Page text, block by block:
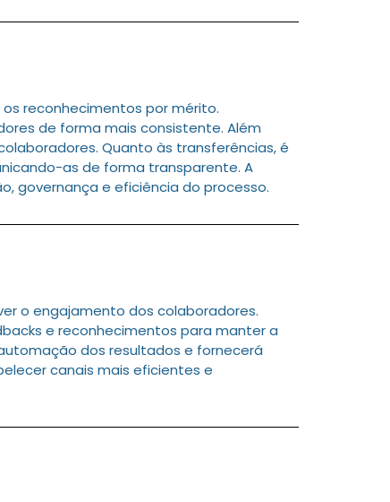
reconhecimentos por mérito.
de forma mais consistente. Além
Quanto às transferências, é
as de forma transparente. A
governança e eficiência do processo.
o engajamento dos colaboradores.
e reconhecimentos para manter a
dos resultados e fornecerá
canais mais eficientes e